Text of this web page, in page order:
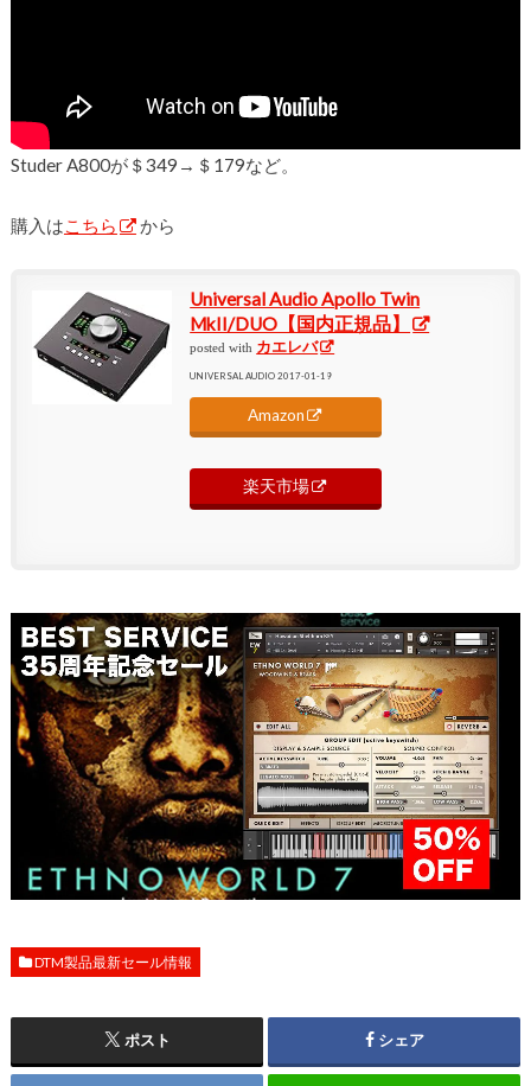
Studer A800が＄349→＄179など。
購入はこちら から
Universal Audio Apollo Twin
MkII/DUO【国内正規品】
posted with カエレバ
UNIVERSAL AUDIO 2017-01-19
Amazon
楽天市場
DTM製品最新セール情報
ポスト シェア